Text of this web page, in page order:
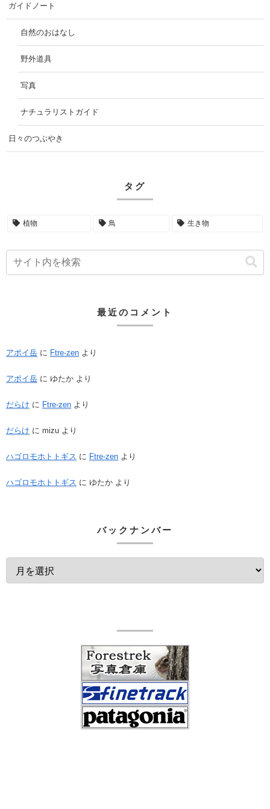
ガイドノート
自然のおはなし
野外道具
写真
ナチュラリストガイド
日々のつぶやき
タグ
植物 鳥 生き物
最近のコメント
アポイ岳 に Ftre-zen より
アポイ岳 に ゆたか より
だらけ に Ftre-zen より
だらけ に mizu より
ハゴロモホトトギス に Ftre-zen より
ハゴロモホトトギス に ゆたか より
バックナンバー